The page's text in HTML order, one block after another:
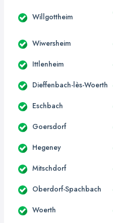
Willgottheim
Wiwersheim
Ittlenheim
Dieffenbach-lès-Woerth
Eschbach
Goersdorf
Hegeney
Mitschdorf
Oberdorf-Spachbach
Woerth